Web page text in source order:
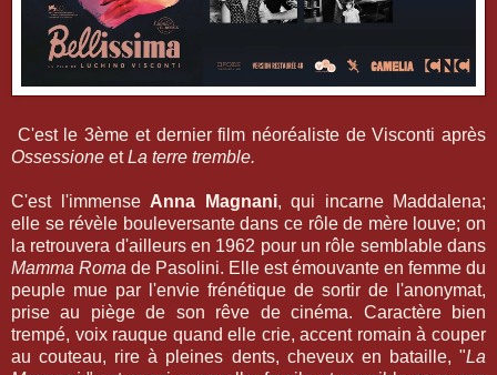
C'est le 3ème et dernier film néoréaliste de Visconti après
Ossessione etLa terre tremble.
C'est l'immense Anna Magnani, qui incarne Maddalena;
elle se révèle bouleversante dans ce rôle de mère louve; on
la retrouvera d'ailleurs en 1962 pour un rôle semblable dans
Mamma Roma de Pasolini. Elle est émouvante en femme du
peuple mue par l'envie frénétique de sortir de l'anonymat,
prise au piège de son rêve de cinéma. Caractère bien
trempé, voix rauque quand elle crie, accent romain à couper
au couteau, rire à pleines dents, cheveux en bataille, "La